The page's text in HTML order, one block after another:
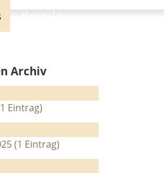
Kontakt
Archiv
Eintrag)
(1 Eintrag)